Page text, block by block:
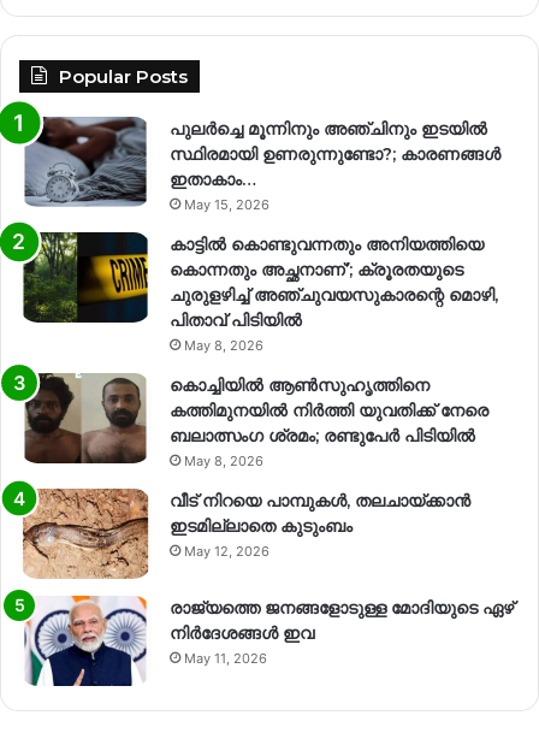
Popular Posts
പുലർച്ചെ മൂന്നിനും അഞ്ചിനും ഇടയിൽ
സ്ഥിരമായി ഉണരുന്നുണ്ടോ?; കാരണങ്ങള്‍
ഇതാകാം…
May 15, 2026
കാട്ടിൽ കൊണ്ടുവന്നതും അനിയത്തിയെ
കൊന്നതും അച്ഛനാണ്’; ക്രൂരതയുടെ
ചുരുളഴിച്ച് അഞ്ചുവയസുകാരന്റെ മൊഴി,
പിതാവ് പിടിയിൽ
May 8, 2026
കൊച്ചിയിൽ ആൺസുഹൃത്തിനെ
കത്തിമുനയിൽ നിർത്തി യുവതിക്ക് നേരെ
ബലാത്സംഗ​ ശ്രമം; രണ്ടുപേർ പിടിയിൽ
May 8, 2026
വീട് നിറയെ പാമ്പുകൾ, തലചായ്ക്കാൻ
ഇടമില്ലാതെ കുടുംബം
May 12, 2026
രാജ്യത്തെ ജനങ്ങളോടുള്ള മോദിയുടെ ഏഴ്
നിര്‍ദേശങ്ങള്‍ ഇവ
May 11, 2026